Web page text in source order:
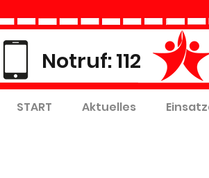
Notruf: 112
START Aktuelles